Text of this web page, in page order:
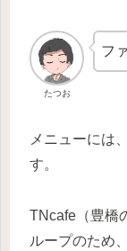
たつお
フ
メニューには
す。
TNcafe（豊橋
ループのため